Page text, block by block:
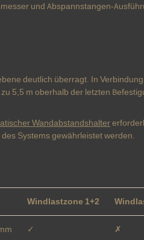
und Abspannstangen-
deutlich überragt. In
5,5 m oberhalb der letzten
Wandabstandshalter
Systems gewährleistet werden.
Windlastzone 1+2
✓ ✗